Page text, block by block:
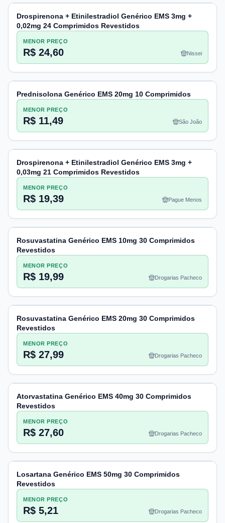
Drospirenona + Etinilestradiol Genérico EMS 3mg +
0,02mg 24 Comprimidos Revestidos
MENOR PREÇO
R$ 24,60 Nissei
Prednisolona Genérico EMS 20mg 10 Comprimidos
MENOR PREÇO
R$ 11,49 São João
Drospirenona + Etinilestradiol Genérico EMS 3mg +
0,03mg 21 Comprimidos Revestidos
MENOR PREÇO
R$ 19,39 Pague Menos
Rosuvastatina Genérico EMS 10mg 30 Comprimidos
Revestidos
MENOR PREÇO
R$ 19,99 Drogarias Pacheco
Rosuvastatina Genérico EMS 20mg 30 Comprimidos
Revestidos
MENOR PREÇO
R$ 27,99 Drogarias Pacheco
Atorvastatina Genérico EMS 40mg 30 Comprimidos
Revestidos
MENOR PREÇO
R$ 27,60 Drogarias Pacheco
Losartana Genérico EMS 50mg 30 Comprimidos
Revestidos
MENOR PREÇO
R$ 5,21 Drogarias Pacheco